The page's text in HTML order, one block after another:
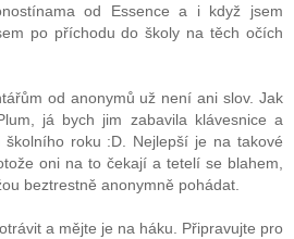
od Essence a i když jsem
po příchodu do školy na těch očích
od anonymů už není ani slov. Jak
já bych jim zabavila klávesnice a
roku :D. Nejlepší je na takové
oni na to čekají a tetelí se blahem,
beztrestně anonymně pohádat.
a mějte je na háku. Připravujte pro